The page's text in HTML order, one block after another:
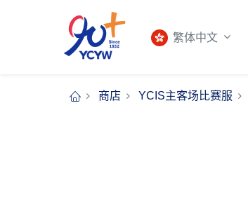
繁体中文
商店 YCIS主客场比赛服